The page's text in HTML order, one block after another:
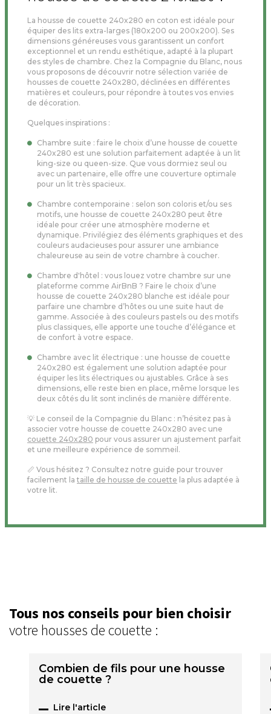
La housse de couette 240x280 en coton est idéale pour
équiper des lits extra-larges (180x200 ou 200x200). Ses
dimensions généreuses vous garantissent un confort
exceptionnel et un rendu esthétique, adapté à la plupart
des styles de chambre. Chez la Compagnie du Blanc, nous
vous proposons de découvrir notre sélection variée de
housses de couette 240x280, déclinées en différentes
matières et couleurs, pour répondre à toutes vos envies
de décoration.
Quelques inspirations :
Chambre suite : faire le choix d’une housse de couette
240x280 est une solution parfaitement adaptée à un lit
king-size ou queen-size. Que vous dormiez seul ou
avec un partenaire, elle offre une couverture optimale
pour un lit très spacieux.
Chambre contemporaine : selon son coloris et/ou ses
motifs, une housse de couette 240x280 peut être
idéale pour créer une atmosphère moderne et
dynamique. Privilégiez des éléments graphiques et des
couleurs audacieuses pour assurer une ambiance
chaleureuse au sein de votre chambre à coucher.
Chambre d'hôtel : vous louez votre chambre sur une
plateforme comme AirBnB ? Faire le choix d’une
housse de couette 240x280 blanche est idéale pour
parfaire une chambre d’hôtes ou une suite haut de
gamme. Associée à des couleurs pastels ou des motifs
plus classiques, elle apporte une touche d’élégance et
de confort à votre espace.
Chambre avec lit électrique : une housse de couette
240x280 est également une solution adaptée pour
équiper les lits électriques ou ajustables. Grâce à ses
dimensions, elle reste bien en place, même lorsque les
deux côtés du lit sont inclinés de manière différente.
💡 Le conseil de la Compagnie du Blanc : n’hésitez pas à
associer votre housse de couette 240x280 avec une
couette 240x280 pour vous assurer un ajustement parfait
et une meilleure expérience de sommeil.
📏 Vous hésitez ? Consultez notre guide pour trouver
facilement lataille de housse de couette la plus adaptée à
votre lit.
Tous nos conseils pour bien choisir
votre housses de couette :
Combien de fils pour une housse
de couette ?
Lire l'article